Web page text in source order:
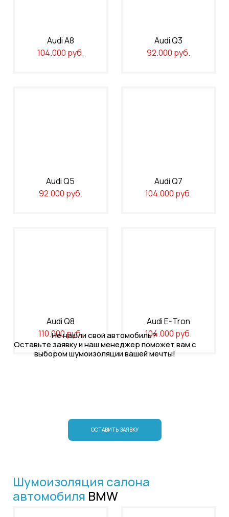
Audi A8
104.000 руб.
Audi Q3
92.000 руб.
Audi Q5
92.000 руб.
Audi Q7
104.000 руб.
Audi Q8
110.000 руб.
Audi E-Tron
104.000 руб.
ОСТАВИТЬ ЗАЯВКУ
Не нашли свой автомобиль?
Оставьте заявку и наш менеджер поможет вам с
выбором шумоизоляции вашей мечты!
Шумоизоляция салона
автомобиля BMW